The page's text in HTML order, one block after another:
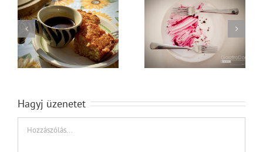
Ami felteszi az ‘i’-re a
pontot: öntet!
Réteges élvezet
Hagyj üzenetet